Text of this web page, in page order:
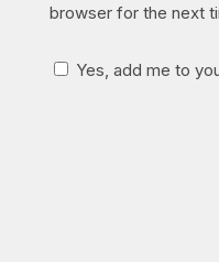
browser for the next
Yes, add me to